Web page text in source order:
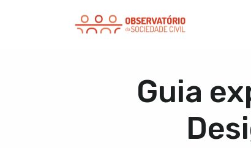
Guia